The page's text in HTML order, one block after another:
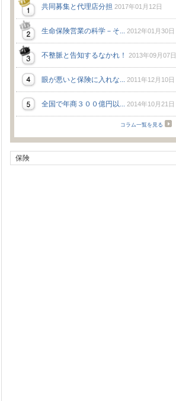
共同募集と代理店分担 2017年01月12日
生命保険営業の科学－そ... 2012年01月30日
不整脈と告知するなかれ！ 2013年09月07日
眼が悪いと保険に入れな... 2011年12月10日
全国で年商３００億円以... 2014年10月21日
コラム一覧を見る
保険